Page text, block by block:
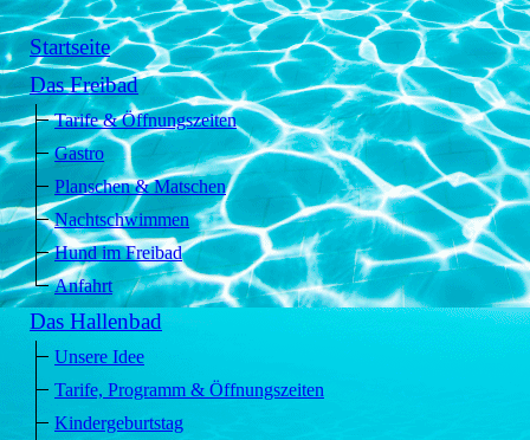
Startseite
Das Freibad
Tarife & Öffnungszeiten
Gastro
Planschen & Matschen
Nachtschwimmen
Hund im Freibad
Anfahrt
Das Hallenbad
Unsere Idee
Tarife, Programm & Öffnungszeiten
Kindergeburtstag